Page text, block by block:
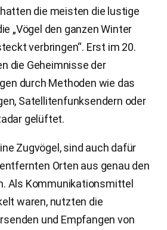
die meisten die lustige
„Vögel den ganzen Winter
verbringen“. Erst im 20.
die Geheimnisse der
durch Methoden wie das
Satellitenfunksendern oder
gelüftet.
Zugvögel, sind auch dafür
Orten aus genau den
Als Kommunikationsmittel
waren, nutzten die
und Empfangen von